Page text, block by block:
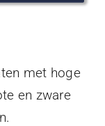
met hoge
en zware